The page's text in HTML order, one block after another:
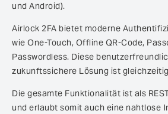
und Android).
Airlock 2FA bietet moderne
wie One-Touch, Offline QR-Code,
Passwordless. Diese
zukunftssichere Lösung ist
Die gesamte Funktionalität ist als
und erlaubt somit auch eine nahtlose